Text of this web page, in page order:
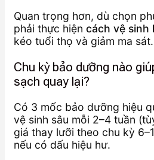
Quan trọng hơn, dù chọn
phải thực hiện cách vệ sinh
kéo tuổi thọ và giảm ma sát.
Chu kỳ bảo dưỡng nào
sạch quay lại?
Có 3 mốc bảo dưỡng hiệu
vệ sinh sâu mỗi 2–4 tuần
giá thay lưỡi theo chu kỳ
nếu có dấu hiệu hư.